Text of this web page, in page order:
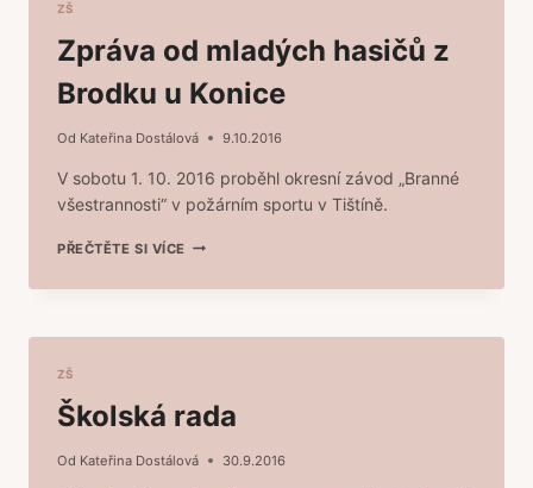
ZŠ
Zpráva od mladých hasičů z
Brodku u Konice
Od Kateřina Dostálová 9.10.2016
V sobotu 1. 10. 2016 proběhl okresní závod „Branné
všestrannosti“ v požárním sportu v Tištíně.
PŘEČTĚTE SI VÍCEZPRÁVA
ZŠ
Školská rada
Od Kateřina Dostálová 30.9.2016